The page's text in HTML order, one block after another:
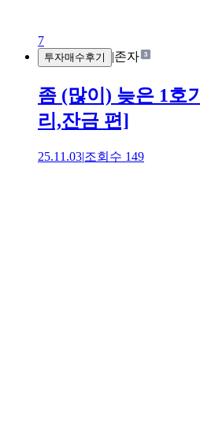
7
투자매수후기 |존자
좀 (많이) 늦은 1호
리,잔금 편]
25.11.03|조회수 149